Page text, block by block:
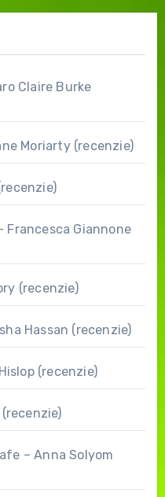
Claire Burke
Moriarty (recenzie)
Francesca Giannone
(recenzie)
Hassan (recenzie)
(recenzie)
– Anna Solyom